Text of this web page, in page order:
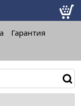
Гарантия